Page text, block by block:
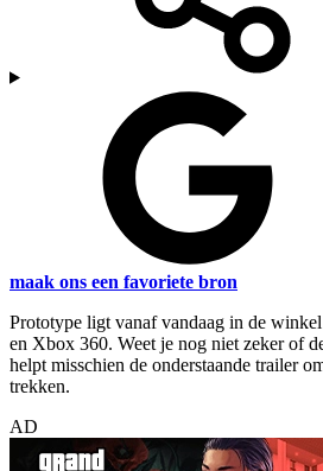
maak ons een favoriete bron
Prototype ligt vanaf vandaag in de
en Xbox 360. Weet je nog niet zeker of
helpt misschien de onderstaande trailer
trekken.
AD